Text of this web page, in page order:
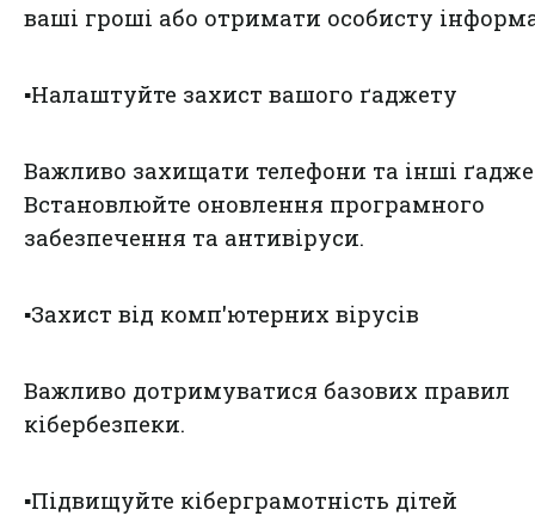
ваші гроші або отримати особисту
▪️Налаштуйте захист вашого ґаджету
Важливо захищати телефони та інші
Встановлюйте оновлення програмного
забезпечення та антивіруси.
▪️Захист від комп'ютерних вірусів
Важливо дотримуватися базових правил
кібербезпеки.
▪️Підвищуйте кіберграмотність дітей